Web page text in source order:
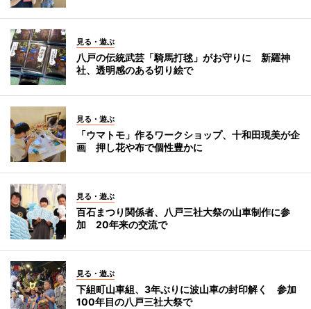
見る・遊ぶ
八戸の伝統武芸「騎馬打毬」がお守りに 新羅神
社、透明感のある切り絵で
見る・遊ぶ
「ウマトモ」作るワークショップ、十和田現美が企
画 押し花や布で個性豊かに
見る・遊ぶ
百石まつり関係者、八戸三社大祭の山車制作に参
加 20年来の交流で
見る・遊ぶ
下組町山車組、3年ぶりに波山車の封印解く 参加
100年目の八戸三社大祭で